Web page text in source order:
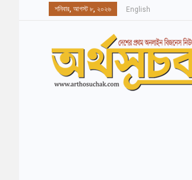
শনিবার, আগস্ট ৮, ২০২৬ English